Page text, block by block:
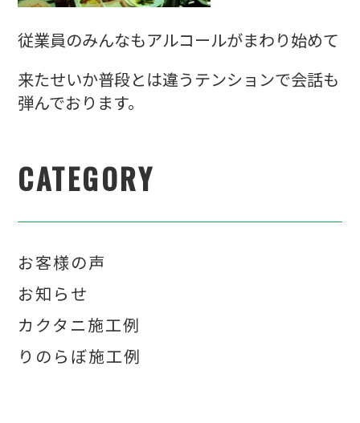
従業員のみんなもアルコールがまわり始めて
来たせいか普段とは違うテンションで会話も
弾んでおります。
CATEGORY
お客様の声
お知らせ
カクタニ施工例
りのらぼ施工例